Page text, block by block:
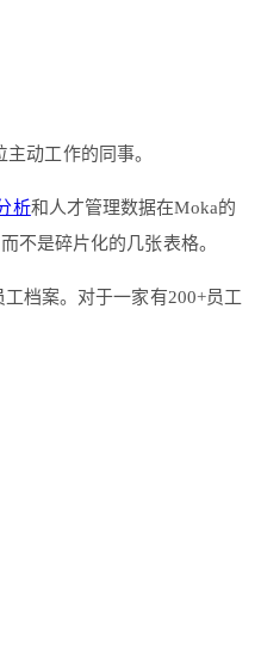
动工作的同事。
析和人才管理数据在Moka的
不是碎片化的几张表格。
档案。对于一家有200+员工